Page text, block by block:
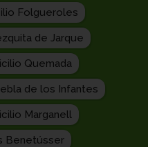
Folgueroles
de Jarque
Quemada
de los Infantes
Marganell
Benetússer